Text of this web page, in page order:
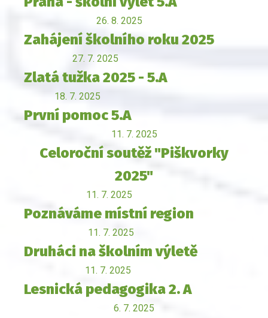
26. 8. 2025
Zahájení školního roku 2025
27. 7. 2025
Zlatá tužka 2025 - 5.A
18. 7. 2025
První pomoc 5.A
11. 7. 2025
Celoroční soutěž "Piškvorky
2025"
11. 7. 2025
Poznáváme místní region
11. 7. 2025
Druháci na školním výletě
11. 7. 2025
Lesnická pedagogika 2. A
6. 7. 2025